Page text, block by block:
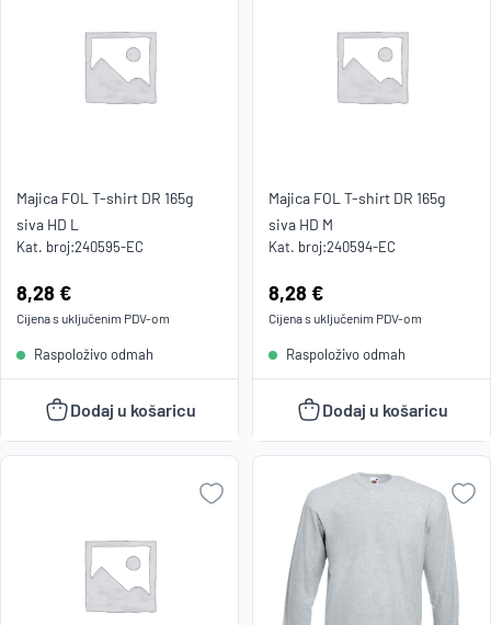
Majica FOL T-shirt DR 165g
siva HD L
Kat. broj:240595-EC
Cijena:
8,28 €
Cijena s uključenim PDV-om
Raspoloživo odmah
Dodaj u košaricu
Majica FOL T-shirt DR 165g
siva HD M
Kat. broj:240594-EC
Cijena:
8,28 €
Cijena s uključenim PDV-om
Raspoloživo odmah
Dodaj u košaricu